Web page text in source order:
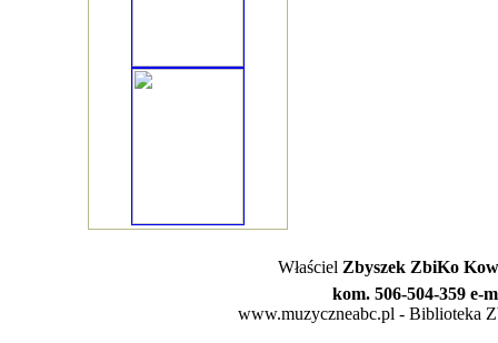
Właściel Zbyszek ZbiKo
kom. 506-504-359 e-
www.muzyczneabc.pl - Biblioteka